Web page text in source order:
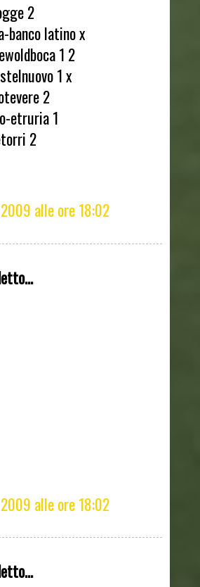
2
banco latino x
1 2
1 x
2
etruria 1
2
alle ore 18:02
alle ore 18:02